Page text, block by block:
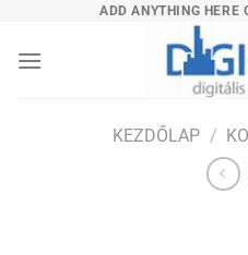
content
ADD ANYTHING HERE
KEZDŐLAP /